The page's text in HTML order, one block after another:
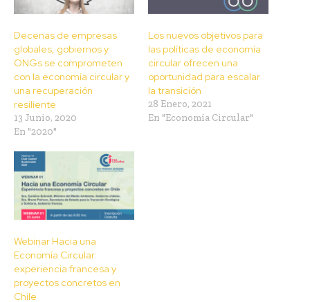
Decenas de empresas
globales, gobiernos y
ONGs se comprometen
con la economía circular y
una recuperación
resiliente
13 Junio, 2020
En "2020"
Los nuevos objetivos para
las políticas de economía
circular ofrecen una
oportunidad para escalar
la transición
28 Enero, 2021
En "Economía Circular"
Webinar Hacia una
Economía Circular:
experiencia francesa y
proyectos concretos en
Chile